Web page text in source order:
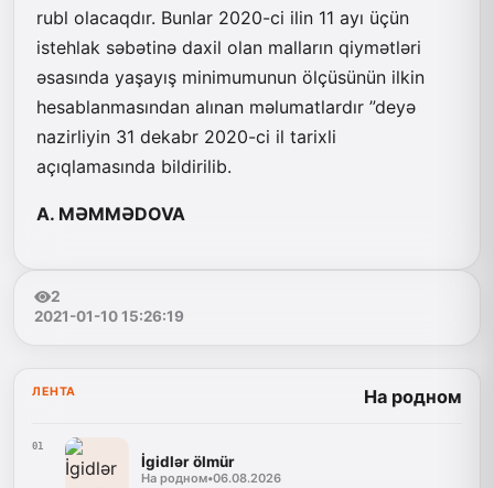
rubl olacaqdır. Bunlar 2020-ci ilin 11 ayı üçün
istehlak səbətinə daxil olan malların qiymətləri
əsasında yaşayış minimumunun ölçüsünün ilkin
hesablanmasından alınan məlumatlardır ”deyə
nazirliyin 31 dekabr 2020-ci il tarixli
açıqlamasında bildirilib.
A. MƏMMƏDOVA
2
2021-01-10 15:26:19
ЛЕНТА На родном
01
İgidlər ölmür
На родном•06.08.2026